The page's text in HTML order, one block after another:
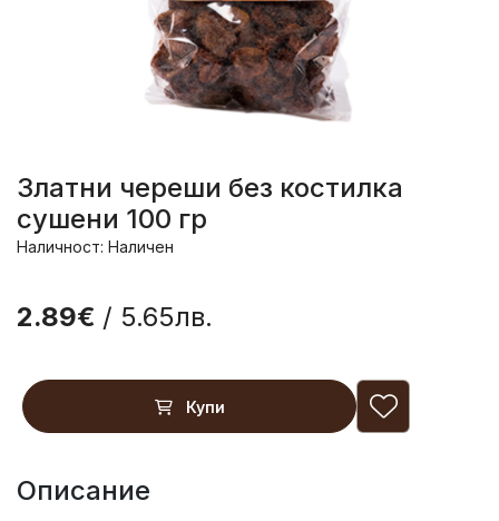
Златни череши без костилка
сушени 100 гр
Наличност: Наличен
2.89€ / 5.65лв.
Купи
Описание